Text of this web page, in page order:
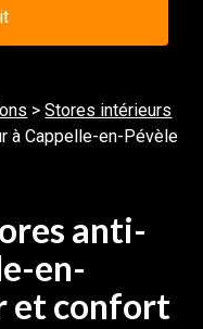
>Stores intérieurs
à Cappelle-en-Pévèle
anti-
en-
et confort